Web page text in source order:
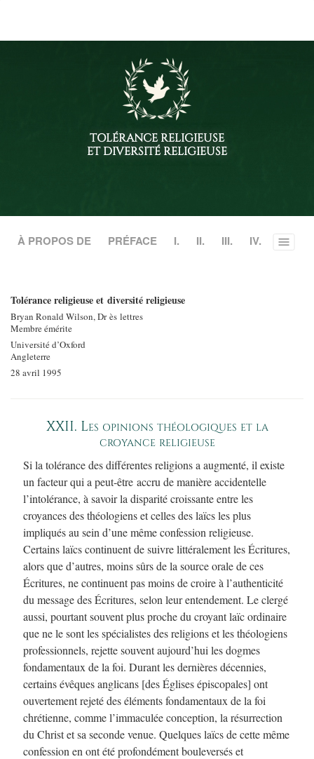
TOLÉRANCE RELIGIEUSE
ET DIVERSITÉ RELIGIEUSE
À PROPOS DE PRÉFACE I. II. III. IV. Toggle
Tolérance religieuse et diversité religieuse
Bryan Ronald Wilson, Dr ès lettres
Membre émérite
Université d’Oxford
Angleterre
28 avril 1995
XXII. Les opinions théologiques et la
croyance religieuse
Si la tolérance des différentes religions a augmenté, il existe
un facteur qui a peut-être accru de manière accidentelle
l’intolérance, à savoir la disparité croissante entre les
croyances des théologiens et celles des laïcs les plus
impliqués au sein d’une même confession religieuse.
Certains laïcs continuent de suivre littéralement les Écritures,
alors que d’autres, moins sûrs de la source orale de ces
Écritures, ne continuent pas moins de croire à l’authenticité
du message des Écritures, selon leur entendement. Le clergé
aussi, pourtant souvent plus proche du croyant laïc ordinaire
que ne le sont les spécialistes des religions et les théologiens
professionnels, rejette souvent aujourd’hui les dogmes
fondamentaux de la foi. Durant les dernières décennies,
certains évêques anglicans [des Églises épiscopales] ont
ouvertement rejeté des éléments fondamentaux de la foi
chrétienne, comme l’immaculée conception, la résurrection
du Christ et sa seconde venue. Quelques laïcs de cette même
confession en ont été profondément bouleversés et